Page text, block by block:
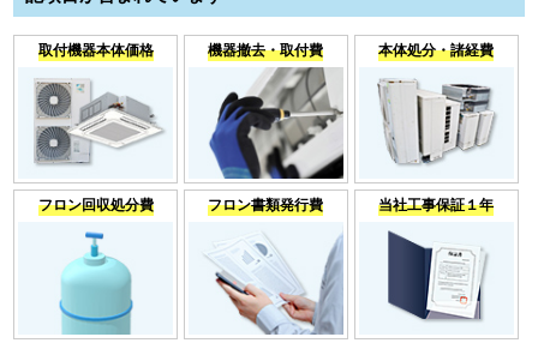
取付機器本体価格 機器撤去・取付費 本体処分・諸経費
フロン回収処分費 フロン書類発行費 当社工事保証１年